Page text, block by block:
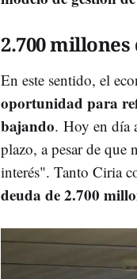
2.700
En este sentido, el
oportunidad para
bajando. Hoy en día
plazo, a pesar de que
interés". Tanto Ciria
deuda de 2.700